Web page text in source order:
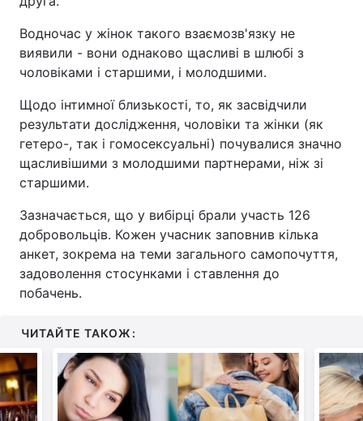
Водночас у жінок такого взаємозв'язку не
виявили - вони однаково щасливі в шлюбі з
чоловіками і старшими, і молодшими.
Щодо інтимної близькості, то, як засвідчили
результати дослідження, чоловіки та жінки (як
гетеро-, так і гомосексуальні) почувалися значно
щасливішими з молодшими партнерами, ніж зі
старшими.
Зазначається, що у вибірці брали участь 126
добровольців. Кожен учасник заповнив кілька
анкет, зокрема на теми загального самопочуття,
задоволення стосунками і ставлення до
побачень.
ЧИТАЙТЕ ТАКОЖ: